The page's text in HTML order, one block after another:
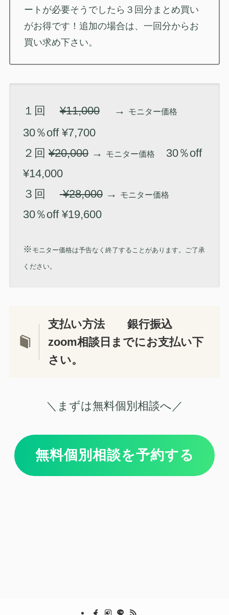
ートが必要そうでしたら３回分まとめ買い
がお得です！追加の場合は、一回分からお
買い求め下さい。
１回¥11,000→ モニター価格
30％off ¥7,700
２回¥20,000→ モニター価格
30％off
¥14,000
３回¥28,000→ モニター価格
30％off ¥19,600
※ モニター価格は予告なく終了することがあります。ご了承
ください。
支払い方法 銀行振込
zoom相談日までにお支払い下
さい。
＼まずは無料個別相談へ／
無料個別相談を予約する